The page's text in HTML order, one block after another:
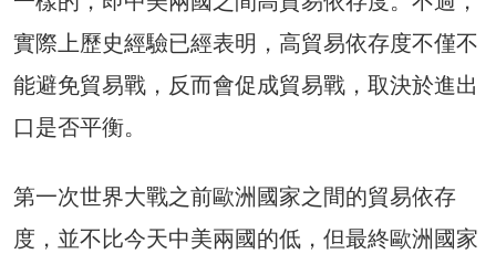
實際上歷史經驗已經表明，高貿易依存度不僅不
能避免貿易戰，反而會促成貿易戰，取決於進出
口是否平衡。
第一次世界大戰之前歐洲國家之間的貿易依存
度，並不比今天中美兩國的低，但最終歐洲國家